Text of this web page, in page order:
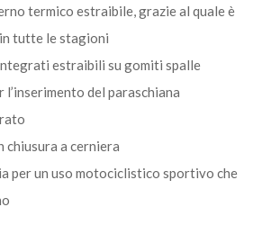
termico estraibile, grazie al quale è
tutte le stagioni
estraibili su gomiti spalle
l’inserimento del paraschiana
chiusura a cerniera
per un uso motociclistico sportivo che